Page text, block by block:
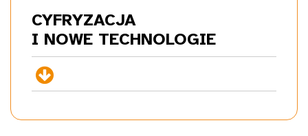
CYFRYZACJA
I NOWE TECHNOLOGIE
+